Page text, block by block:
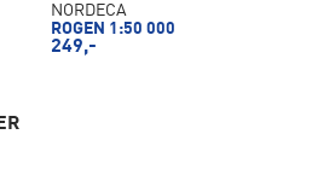
NORDECA
ROGEN 1:50 000
249,-